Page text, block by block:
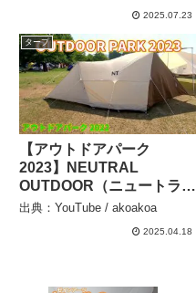
2025.07.23
タープ
【アウトドアパーク
2023】NEUTRAL
OUTDOOR（ニュートラル
アウトドア）GLテント
出典：YouTube / akoakoa
2025.04.18